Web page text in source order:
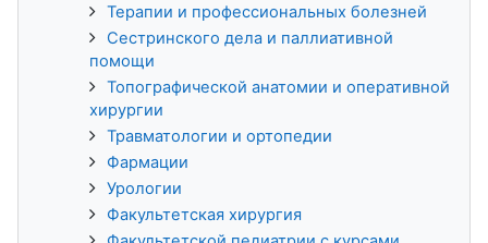
Терапии и профессиональных болезней
Сестринского дела и паллиативной
помощи
Топографической анатомии и оперативной
хирургии
Травматологии и ортопедии
Фармации
Урологии
Факультетская хирургия